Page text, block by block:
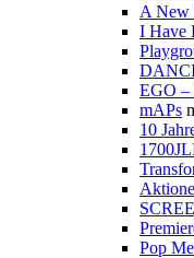
A New
I Have
EGO –
mAPs
10
Pop